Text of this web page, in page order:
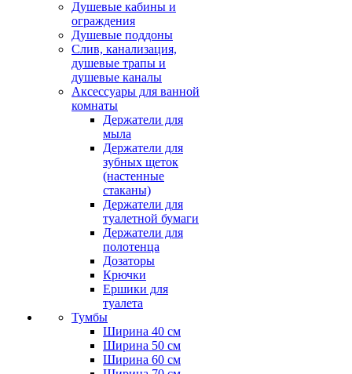
Душевые кабины и
ограждения
Душевые поддоны
Слив, канализация,
душевые трапы и
душевые каналы
Аксессуары для ванной
комнаты
Держатели для
мыла
Держатели для
зубных щеток
(настенные
стаканы)
Держатели для
туалетной бумаги
Держатели для
полотенца
Дозаторы
Крючки
Ершики для
туалета
Тумбы
Ширина 40 см
Ширина 50 см
Ширина 60 см